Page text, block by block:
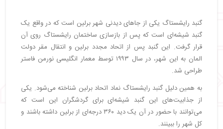
گنبد رایشستاگ یکی از جاهای دیدنی شهر برلین است که در واقع یک
گنبد شیشه‌ای است که پس از بازسازی ساختمان رایشستاگ روی آن
قرار گرفت. این گنبد پس از اتحاد مجدد برلین و انتقال مقر دولت
المان به این شهر، در سال ۱۹۹۳ توسط معمار انگلیسی نورمن فاستر
طراحی شد.
به همین دلیل گنبد رایشستاگ نماد اتحاد برلین شناخته می‌شود. یکی
از جذابیت‌های این گنبد شیشه‌ای برای گردشگران این است که
می‌توانند با حضور در آن یک دید ۳۶۰ درجه‌ای از برلین داشته باشند و
کل شهر را ببینند.